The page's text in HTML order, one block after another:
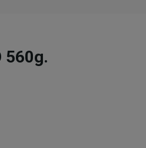
560g.